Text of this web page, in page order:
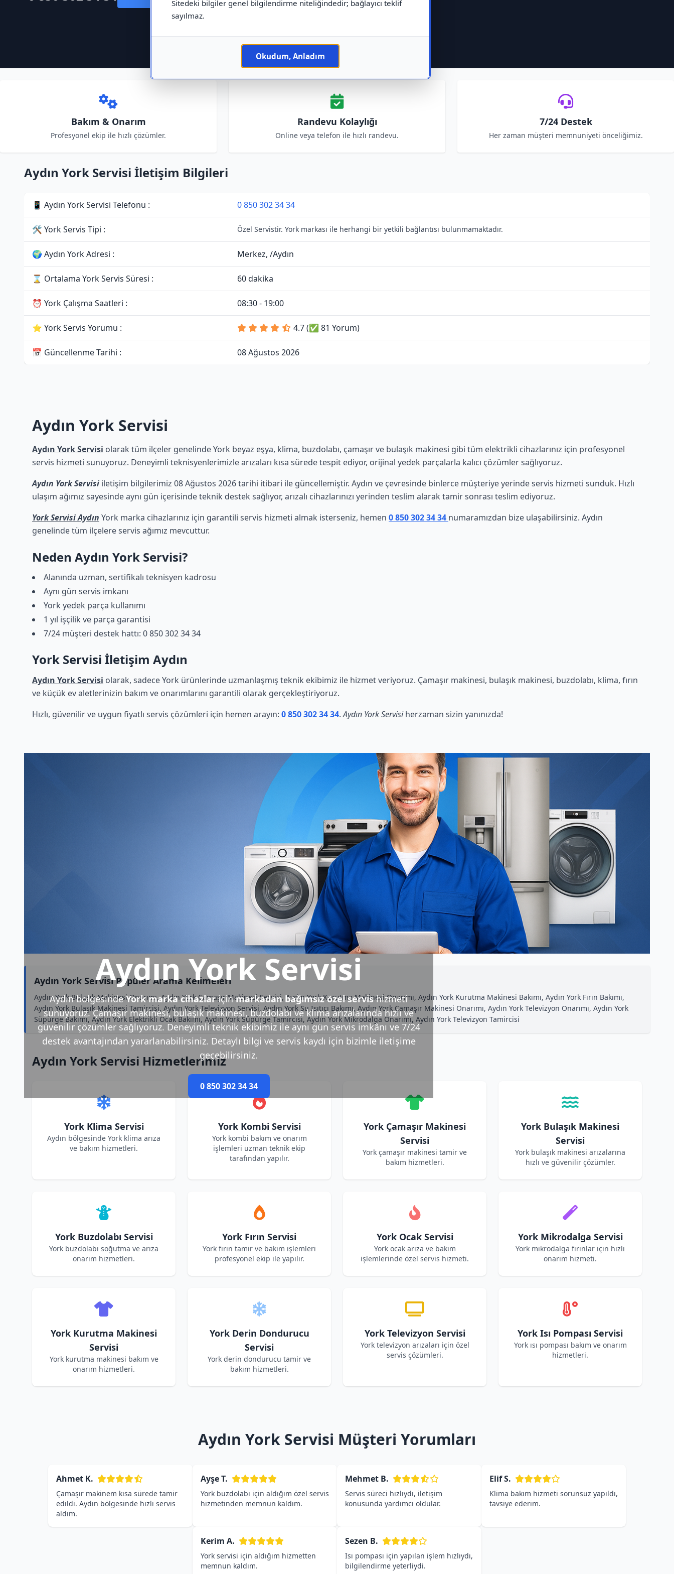
Sitedeki bilgiler genel bilgilendirme niteliğindedir; bağlayıcı teklif
sayılmaz.
Okudum, Anladım
Bakım & Onarım
Profesyonel ekip ile hızlı çözümler.
Randevu Kolaylığı
Online veya telefon ile hızlı randevu.
7/24 Destek
Her zaman müşteri memnuniyeti önceliğimiz.
Aydın York Servisi İletişim Bilgileri
📱 Aydın York Servisi Telefonu : 0 850 302 34 34
🛠 York Servis Tipi : Özel Servistir. York markası ile herhangi bir yetkili bağlantısı bulunmamaktadır.
🌍 Aydın York Adresi : Merkez, /Aydın
⌛ Ortalama York Servis Süresi : 60 dakika
⏰ York Çalışma Saatleri : 08:30 - 19:00
⭐ York Servis Yorumu : 4.7 (✅ 81 Yorum)
📅 Güncellenme Tarihi : 08 Ağustos 2026
Aydın York Servisi
Aydın York Servisi olarak tüm ilçeler genelinde York beyaz eşya, klima, buzdolabı, çamaşır ve bulaşık makinesi gibi tüm elektrikli cihazlarınız için profesyonel
servis hizmeti sunuyoruz. Deneyimli teknisyenlerimizle arızaları kısa sürede tespit ediyor, orijinal yedek parçalarla kalıcı çözümler sağlıyoruz.
Aydın York Servisi iletişim bilgilerimiz 08 Ağustos 2026 tarihi itibari ile güncellemiştir. Aydın ve çevresinde binlerce müşteriye yerinde servis hizmeti sunduk. Hızlı
ulaşım ağımız sayesinde aynı gün içerisinde teknik destek sağlıyor, arızalı cihazlarınızı yerinden teslim alarak tamir sonrası teslim ediyoruz.
York Servisi Aydın York marka cihazlarınız için garantili servis hizmeti almak isterseniz, hemen 0 850 302 34 34 numaramızdan bize ulaşabilirsiniz. Aydın
genelinde tüm ilçelere servis ağımız mevcuttur.
Neden Aydın York Servisi?
Alanında uzman, sertifikalı teknisyen kadrosu
Aynı gün servis imkanı
York yedek parça kullanımı
1 yıl işçilik ve parça garantisi
7/24 müşteri destek hattı: 0 850 302 34 34
York Servisi İletişim Aydın
Aydın York Servisi olarak, sadece York ürünlerinde uzmanlaşmış teknik ekibimiz ile hizmet veriyoruz. Çamaşır makinesi, bulaşık makinesi, buzdolabı, klima, fırın
ve küçük ev aletlerinizin bakım ve onarımlarını garantili olarak gerçekleştiriyoruz.
Hızlı, güvenilir ve uygun fiyatlı servis çözümleri için hemen arayın: 0 850 302 34 34.Aydın York Servisiherzaman sizin yanınızda!
Aydın York Servisi
Aydın bölgesindeYork marka cihazlariçinmarkadan bağımsız özel servishizmeti
sunuyoruz. Çamaşır makinesi, bulaşık makinesi, buzdolabı ve klima arızalarında hızlı ve
güvenilir çözümler sağlıyoruz. Deneyimli teknik ekibimiz ile aynı gün servis imkânı ve 7/24
destek avantajından yararlanabilirsiniz. Detaylı bilgi ve servis kaydı için bizimle iletişime
geçebilirsiniz.
0 850 302 34 34
Aydın York Servisi Popüler Arama Kelimeleri
Aydın York Bulaşık Makinesi Onarımı, Aydın York Çamaşır Makinesi Servisi, Aydın York Kurutma Makinesi Onarımı, Aydın York Kurutma Makinesi Bakımı, Aydın York Fırın Bakımı,
Aydın York Bulaşık Makinesi Tamircisi, Aydın York Televizyon Servisi, Aydın York Su Isıtıcı Bakımı, Aydın York Çamaşır Makinesi Onarımı, Aydın York Televizyon Onarımı, Aydın York
Süpürge Bakımı, Aydın York Elektrikli Ocak Bakımı, Aydın York Süpürge Tamircisi, Aydın York Mikrodalga Onarımı, Aydın York Televizyon Tamircisi
Aydın York Servisi Hizmetlerimiz
York Klima Servisi
Aydın bölgesinde York klima arıza
ve bakım hizmetleri.
York Kombi Servisi
York kombi bakım ve onarım
işlemleri uzman teknik ekip
tarafından yapılır.
York Çamaşır Makinesi
Servisi
York çamaşır makinesi tamir ve
bakım hizmetleri.
York Bulaşık Makinesi
Servisi
York bulaşık makinesi arızalarına
hızlı ve güvenilir çözümler.
York Buzdolabı Servisi
York buzdolabı soğutma ve arıza
onarım hizmetleri.
York Fırın Servisi
York fırın tamir ve bakım işlemleri
profesyonel ekip ile yapılır.
York Ocak Servisi
York ocak arıza ve bakım
işlemlerinde özel servis hizmeti.
York Mikrodalga Servisi
York mikrodalga fırınlar için hızlı
onarım hizmeti.
York Kurutma Makinesi
Servisi
York kurutma makinesi bakım ve
onarım hizmetleri.
York Derin Dondurucu
Servisi
York derin dondurucu tamir ve
bakım hizmetleri.
York Televizyon Servisi
York televizyon arızaları için özel
servis çözümleri.
York Isı Pompası Servisi
York ısı pompası bakım ve onarım
hizmetleri.
Aydın York Servisi Müşteri Yorumları
Ahmet K.
Çamaşır makinem kısa sürede tamir
edildi. Aydın bölgesinde hızlı servis
aldım.
Ayşe T.
York buzdolabı için aldığım özel servis
hizmetinden memnun kaldım.
Mehmet B.
Servis süreci hızlıydı, iletişim
konusunda yardımcı oldular.
Elif S.
Klima bakım hizmeti sorunsuz yapıldı,
tavsiye ederim.
Kerim A.
York servisi için aldığım hizmetten
memnun kaldım.
Sezen B.
Isı pompası için yapılan işlem hızlıydı,
bilgilendirme yeterliydi.